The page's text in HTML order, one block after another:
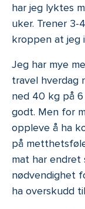
har jeg lyktes
uker. Trener
kroppen at jeg
Jeg har mye
travel hverdag
ned 40 kg på
godt. Men for
oppleve å ha
på
mat har endret
nødvendighet
ha overskudd